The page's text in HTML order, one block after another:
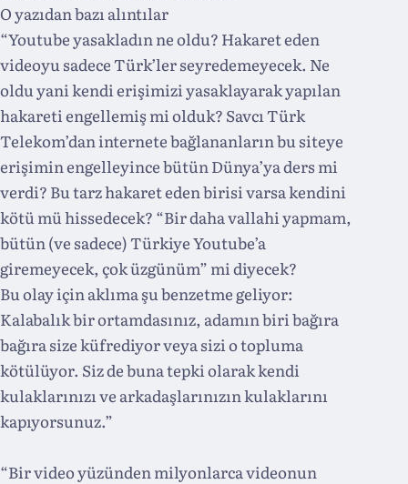
O yazıdan bazı alıntılar
“Youtube yasakladın ne oldu? Hakaret eden
videoyu sadece Türk’ler seyredemeyecek. Ne
oldu yani kendi erişimizi yasaklayarak yapılan
hakareti engellemiş mi olduk? Savcı Türk
Telekom’dan internete bağlananların bu siteye
erişimin engelleyince bütün Dünya’ya ders mi
verdi? Bu tarz hakaret eden birisi varsa kendini
kötü mü hissedecek? “Bir daha vallahi yapmam,
bütün (ve sadece) Türkiye Youtube’a
giremeyecek, çok üzgünüm” mi diyecek?
Bu olay için aklıma şu benzetme geliyor:
Kalabalık bir ortamdasınız, adamın biri bağıra
bağıra size küfrediyor veya sizi o topluma
kötülüyor. Siz de buna tepki olarak kendi
kulaklarınızı ve arkadaşlarınızın kulaklarını
kapıyorsunuz.”
“Bir video yüzünden milyonlarca videonun